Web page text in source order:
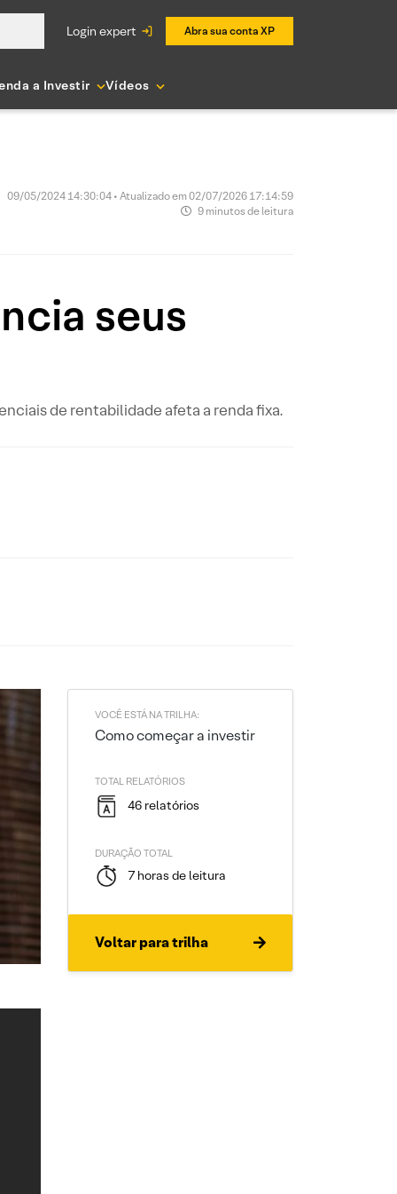
login expert Abra sua conta XP
a Investir Vídeos
09/05/2024 14:30:04 • Atualizado em 02/07/2026 17:14:59
9 minutos de leitura
seus
de rentabilidade afeta a renda fixa.
VOCÊ ESTÁ NA TRILHA:
Como começar a investir
TOTAL RELATÓRIOS
46 relatórios
DURAÇÃO TOTAL
7 horas de leitura
Voltar para trilha